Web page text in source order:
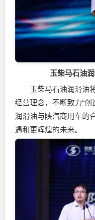
玉柴马石油
玉柴马石油润滑油将
经营理念，不断致力“
润滑油与陕汽商用车的
遇和更辉煌的未来。